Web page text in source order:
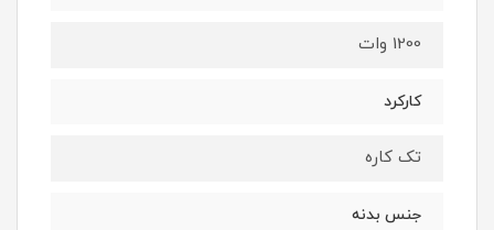
1200 وات
کارکرد
تک کاره
جنس بدنه